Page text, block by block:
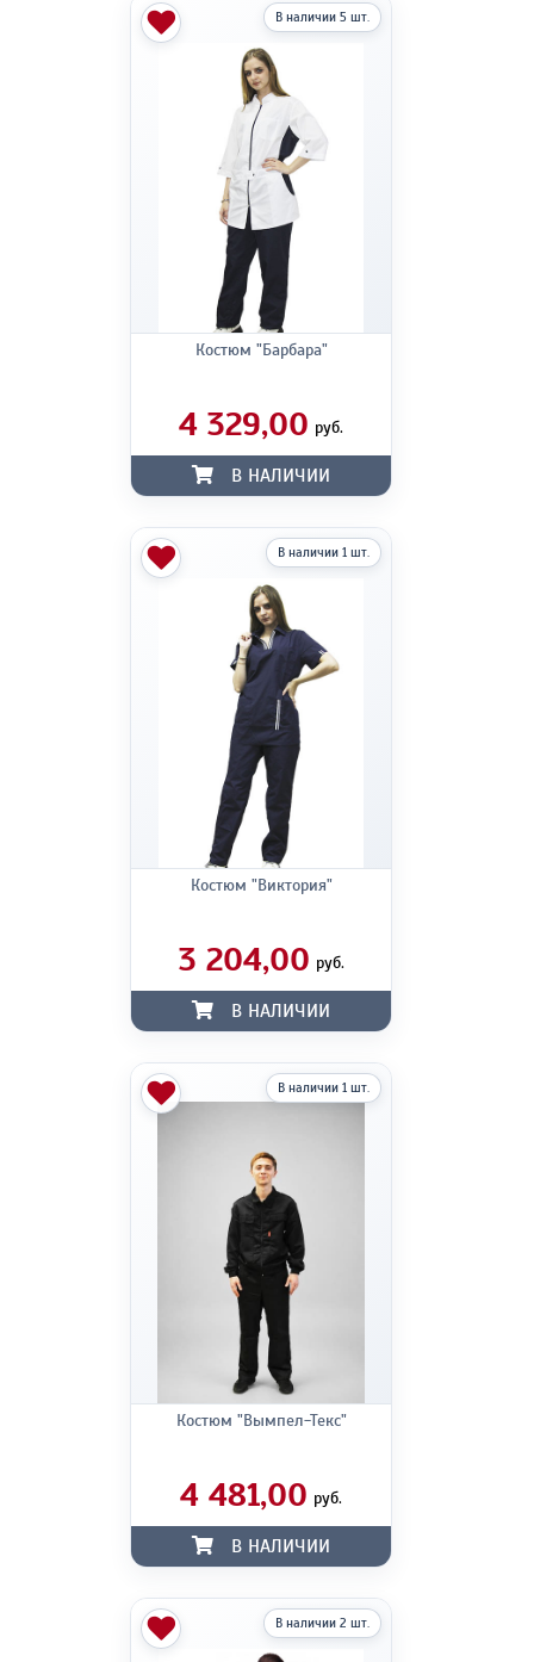
В наличии 5 шт.
Костюм "Барбара"
4 329,00 руб.
В НАЛИЧИИ
В наличии 1 шт.
Костюм "Виктория"
3 204,00 руб.
В НАЛИЧИИ
В наличии 1 шт.
Костюм "Вымпел-Текс"
4 481,00 руб.
В НАЛИЧИИ
В наличии 2 шт.